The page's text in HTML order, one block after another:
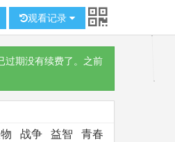
观看记录
过期没有续费了。之前
战争 益智 青春